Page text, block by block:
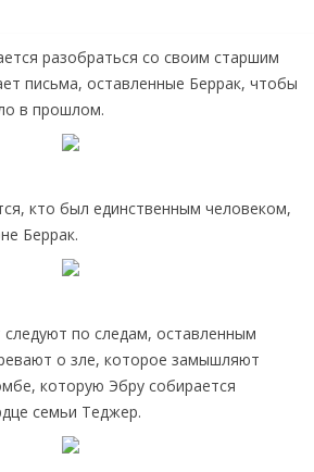
разобраться со своим старшим
письма, оставленные Беррак, чтобы
в прошлом.
кто был единственным человеком,
Беррак.
следуют по следам, оставленным
о зле, которое замышляют
которую Эбру собирается
семьи Теджер.